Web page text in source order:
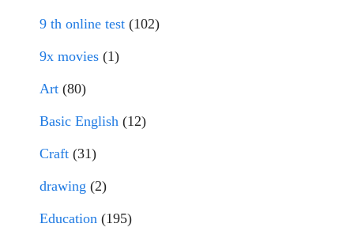
9 th online test (102)
9x movies (1)
Art (80)
Basic English (12)
Craft (31)
drawing (2)
Education (195)